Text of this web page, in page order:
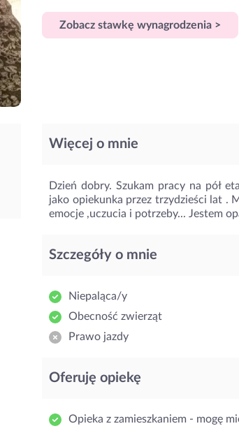
Zobacz stawkę wynagrodzenia >
Więcej o mnie
Dzień dobry. Szukam pracy na pół
jako opiekunka przez trzydzieści lat .
emocje ,uczucia i potrzeby... Jestem
Szczegóły o mnie
Niepaląca/y
Obecność zwierząt
Prawo jazdy
Oferuję opiekę
Opieka z zamieszkaniem - mogę